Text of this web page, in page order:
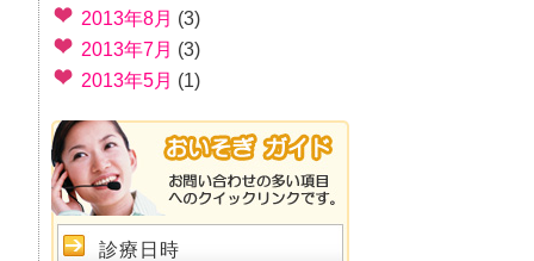
2013年8月 (3)
2013年7月 (3)
2013年5月 (1)
診療日時